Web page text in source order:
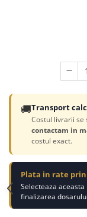
🚚Transport
Costul livrarii se
contactam in
costul exact.
Plata in rate prin
Selecteaza
finalizarea